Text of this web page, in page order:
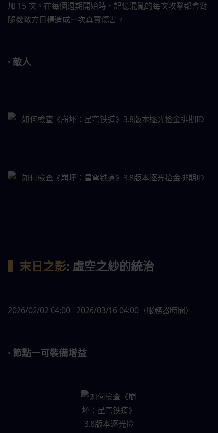
加 15 次。在每個週期開始時，記憶混亂的每次攻擊都會對
隨機敵方目標造成一次真實傷害。
· 敵人
▍末日之影: 虛空之紗的統治
2026/02/02 04:00 - 2026/03/16 04:00（服務器時間）
· 節點一可裝備增益